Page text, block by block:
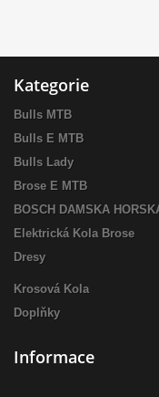
Kategorie
Bulls MTB
Bulls E MTB
Bulls Lady
Brose E MTB
BOSCH DAMSKA
Elektrická Kola Brose
Dresy
Krosová Kola
Doplňky
Informace